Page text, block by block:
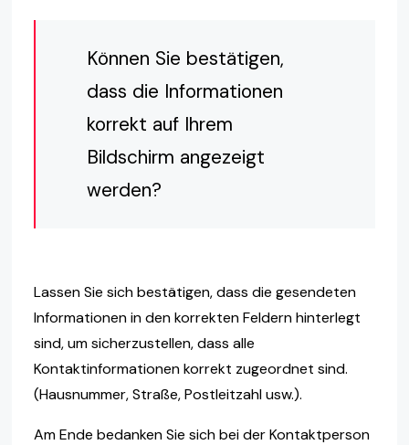
Können Sie bestätigen,
dass die Informationen
korrekt auf Ihrem
Bildschirm angezeigt
werden?
Lassen Sie sich bestätigen, dass die gesendeten
Informationen in den korrekten Feldern hinterlegt
sind, um sicherzustellen, dass alle
Kontaktinformationen korrekt zugeordnet sind.
(Hausnummer, Straße, Postleitzahl usw.).
Am Ende bedanken Sie sich bei der Kontaktperson